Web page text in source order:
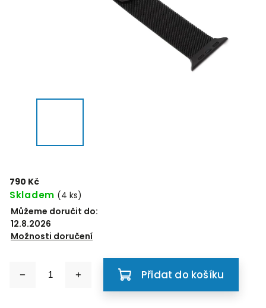
790 Kč
Skladem (4 ks)
Můžeme doručit do:
12.8.2026
Možnosti doručení
Přidat do košíku